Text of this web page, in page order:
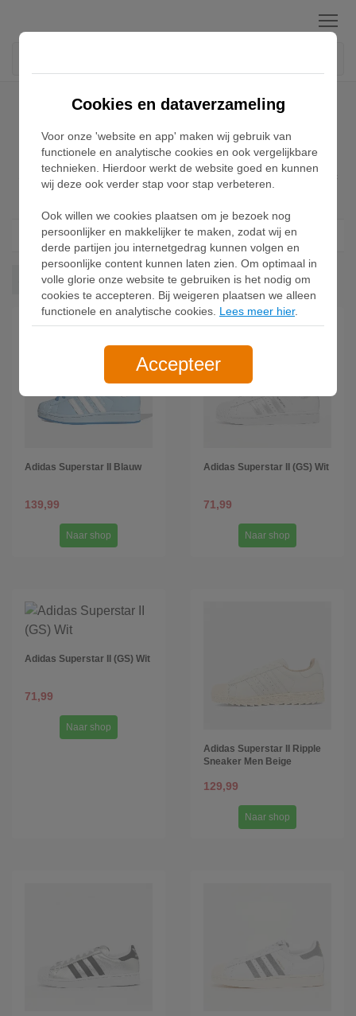
Menu
Home Adidas Superstar
Adidas Superstar
Shop de Adidas Superstar klassieker online. Een forever classic
die niet meer weg te denken is.
Filter 1
Superstar Wis alles
Adidas Superstar II Blauw
139,99
Naar shop
Adidas Superstar II (GS) Wit
71,99
Naar shop
Adidas Superstar II (GS) Wit
71,99
Naar shop
Adidas Superstar II Ripple
Sneaker Men Beige
129,99
Naar shop
Cookies en dataverzameling
Voor onze 'website en app' maken wij gebruik van
functionele en analytische cookies en ook vergelijkbare
technieken. Hierdoor werkt de website goed en kunnen
wij deze ook verder stap voor stap verbeteren.
Ook willen we cookies plaatsen om je bezoek nog
persoonlijker en makkelijker te maken, zodat wij en
derde partijen jou internetgedrag kunnen volgen en
persoonlijke content kunnen laten zien. Om optimaal in
volle glorie onze website te gebruiken is het nodig om
cookies te accepteren. Bij weigeren plaatsen we alleen
functionele en analytische cookies. Lees meer hier.
Accepteer